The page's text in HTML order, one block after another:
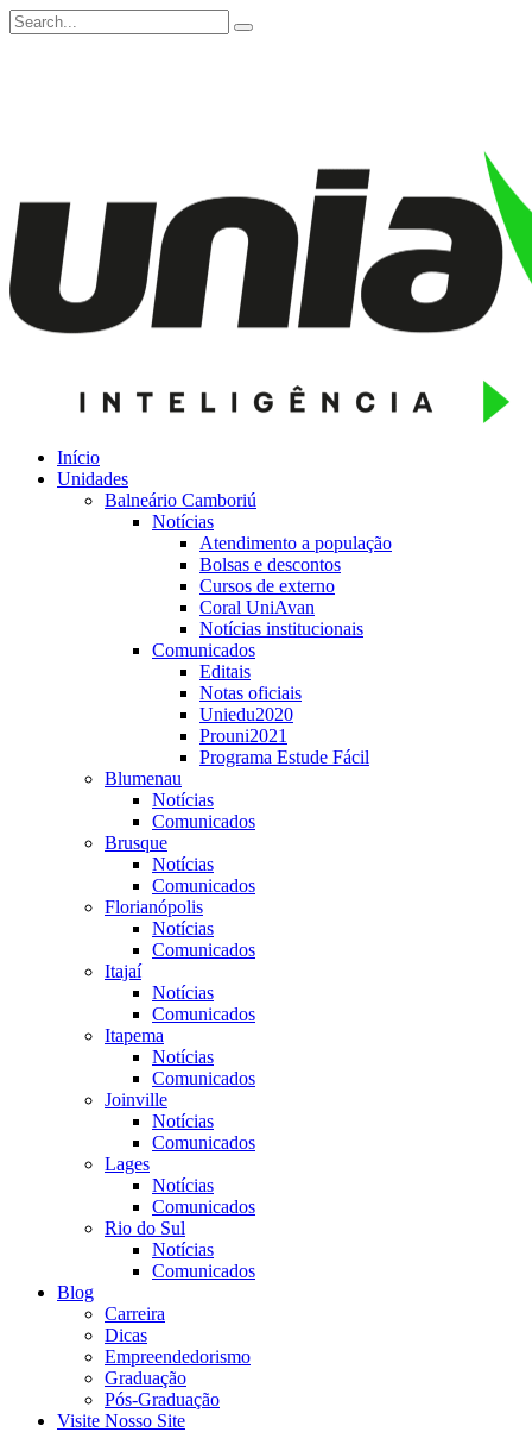
Início
Unidades
Balneário Camboriú
Notícias
Atendimento a população
Bolsas e descontos
Cursos de externo
Coral UniAvan
Notícias institucionais
Comunicados
Editais
Notas oficiais
Uniedu2020
Prouni2021
Programa Estude Fácil
Blumenau
Notícias
Comunicados
Brusque
Notícias
Comunicados
Florianópolis
Notícias
Comunicados
Itajaí
Notícias
Comunicados
Itapema
Notícias
Comunicados
Joinville
Notícias
Comunicados
Lages
Notícias
Comunicados
Rio do Sul
Notícias
Comunicados
Blog
Carreira
Dicas
Empreendedorismo
Graduação
Pós-Graduação
Visite Nosso Site